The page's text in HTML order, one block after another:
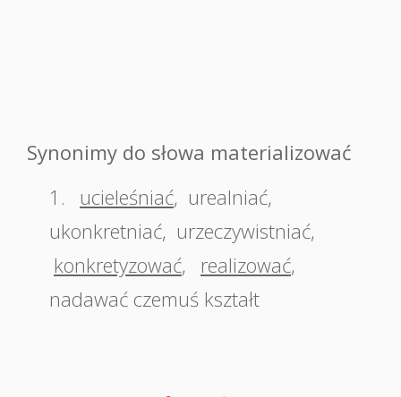
Synonimy do słowa materializować
1.
ucieleśniać, urealniać,
ukonkretniać, urzeczywistniać,
konkretyzować, realizować,
nadawać czemuś kształt